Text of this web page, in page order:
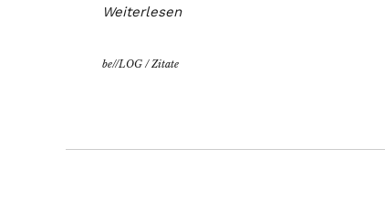
Weiterlesen
be//LOG /Zitate